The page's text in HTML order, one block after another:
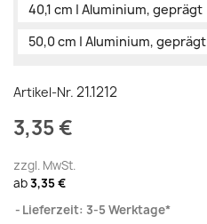
40,1 cm | Aluminium, geprägt
50,0 cm | Aluminium, geprägt
Artikel-Nr. 21.1212
3,35 €
zzgl. MwSt.
ab3,35 €
Lieferzeit: 3-5 Werktage*